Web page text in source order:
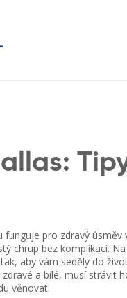
funguje pro zdravý
chrup bez komplikací.
aby vám seděly do
a bílé, musí strávit
věnovat.